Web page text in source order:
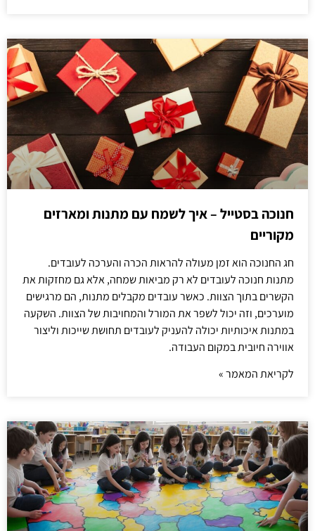
חנוכה בסטייל – איך לשמח עם מתנות ומארזים
מקוריים
חג החנוכה הוא זמן מעולה להראות הכרה והערכה לעובדים.
מתנות חנוכה לעובדים לא רק מביאות שמחה, אלא גם מחזקות את
הקשרים בתוך הצוות. כאשר עובדים מקבלים מתנות, הם מרגישים
מוערכים, וזה יכול לשפר את המורל והמחויבות של הצוות. השקעה
במתנות איכותיות יכולה להעניק לעובדים תחושת שייכות וליצור
אווירה חיובית במקום העבודה.
לקריאת המאמר »